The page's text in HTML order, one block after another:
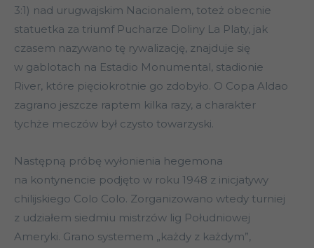
3:1) nad urugwajskim Nacionalem, toteż obecnie
statuetka za triumf Pucharze Doliny La Platy, jak
czasem nazywano tę rywalizację, znajduje się
w gablotach na Estadio Monumental, stadionie
River, które pięciokrotnie go zdobyło. O Copa Aldao
zagrano jeszcze raptem kilka razy, a charakter
tychże meczów był czysto towarzyski.
Następną próbę wyłonienia hegemona
na kontynencie podjęto w roku 1948 z inicjatywy
chilijskiego Colo Colo. Zorganizowano wtedy turniej
z udziałem siedmiu mistrzów lig Południowej
Ameryki. Grano systemem „każdy z każdym”,